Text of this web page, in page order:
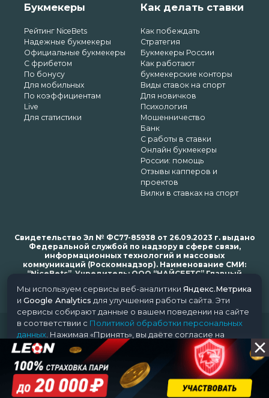
Букмекеры
Рейтинг NiceBets
Надежные букмекеры
Официальные букмекеры
С фрибетом
По бонусу
Для мобильных
По коэффициентам
Live
Для статистики
Как делать ставки
Как побеждать
Стратегия
Букмекеры России
Как работают
букмекерские конторы
Виды ставок на спорт
Для новичков
Психология
Мошенничество
Банк
С работы в ставки
Онлайн букмекеры
России: помощь
Отзывы капперов и
проектов
Вилки в ставках на спорт
Свидетельство Эл № ФС77-85938 от 26.09.2023 г. выдано
Федеральной службой по надзору в сфере связи,
информационных технологий и массовых
коммуникаций (Роскомнадзор). Наименование СМИ:
“NiceBets”. Учредитель: ООО “НАЙСБЕТС” Главный
bets.ru
© 2018-2024 NiceBets. 18+
Мы используем сервисы веб-аналитики Яндекс.Метрика
и Google Analytics для улучшения работы сайта. Эти
сервисы собирают данные о вашем поведении на сайте
в соответствии с Политикой обработки персональных
данных . Нажимая «Принять», вы даёте согласие на
обработку ваших данных этими сервисами.
Принять Отклонить